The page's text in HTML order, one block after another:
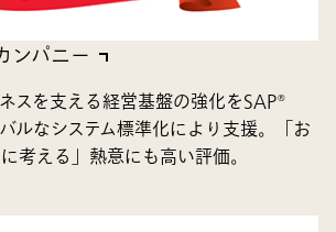
ンパニー
スを支える経営基盤の強化をSAP®
ルなシステム標準化により支援。「お
考える」熱意にも高い評価。